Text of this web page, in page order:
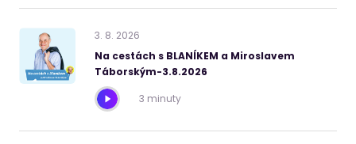
3. 8. 2026
Na cestách s BLANÍKEM a Miroslavem
Táborským-3.8.2026
3 minuty